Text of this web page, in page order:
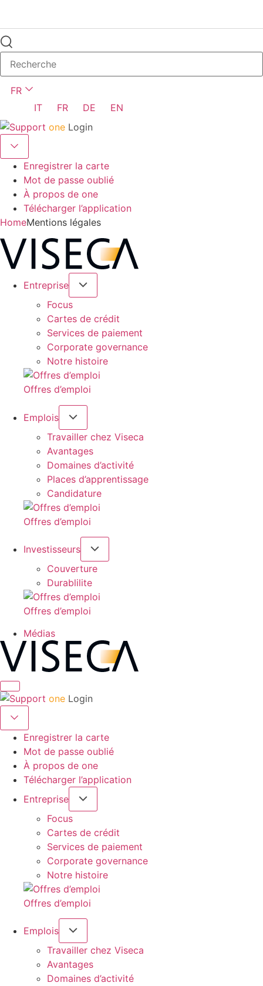
FR
IT
FR DE
EN
one Login
Enregistrer la carte
Mot de passe oublié
À propos de one
Télécharger l’application
HomeMentions légales
Entreprise
Focus
Cartes de crédit
Services de paiement
Corporate governance
Notre histoire
Offres d’emploi
Emplois
Travailler chez Viseca
Avantages
Domaines d’activité
Places d’apprentissage
Candidature
Offres d’emploi
Investisseurs
Couverture
Durablilite
Offres d’emploi
Médias
one Login
Enregistrer la carte
Mot de passe oublié
À propos de one
Télécharger l’application
Entreprise
Focus
Cartes de crédit
Services de paiement
Corporate governance
Notre histoire
Offres d’emploi
Emplois
Travailler chez Viseca
Avantages
Domaines d’activité